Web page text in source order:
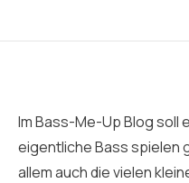
Im Bass-Me-Up Blog soll
eigentliche Bass spielen
allem auch die vielen